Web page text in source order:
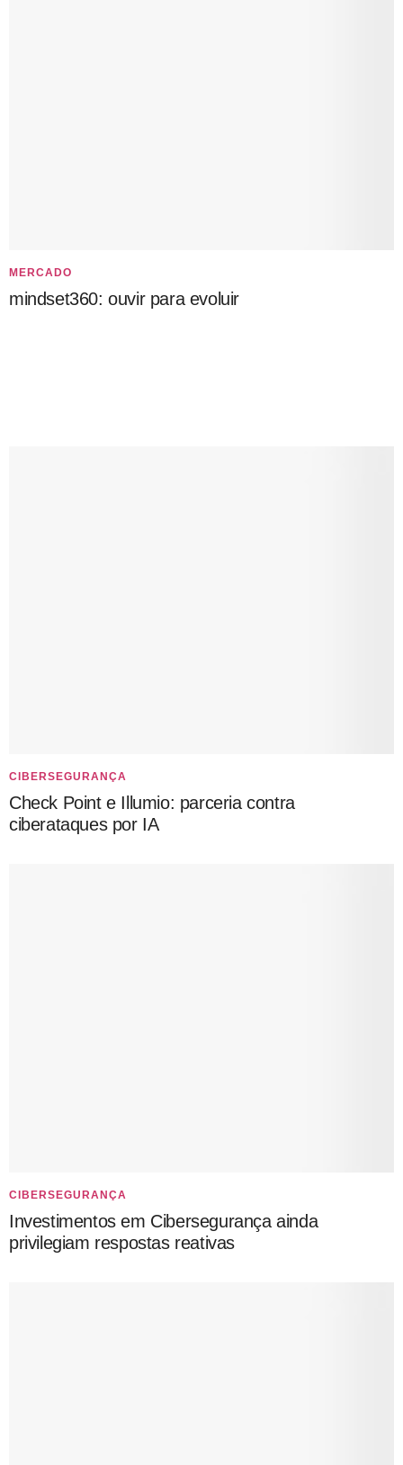
MERCADO
mindset360: ouvir para evoluir
CIBERSEGURANÇA
Check Point e Illumio: parceria contra
ciberataques por IA
CIBERSEGURANÇA
Investimentos em Cibersegurança ainda
privilegiam respostas reativas